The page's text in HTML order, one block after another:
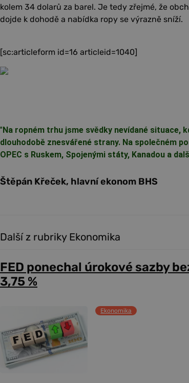
kolem 34 dolarů za barel. Je tedy zřejmé, že
dojde k dohodě a nabídka ropy se výrazně sníží.
[sc:articleform id=16 articleid=1040]
"Na ropném trhu jsme svědky nevídané situace,
dlouhodobě znesvářené strany. Na společném
OPEC s Ruskem, Spojenými státy, Kanadou a
Štěpán Křeček, hlavní ekonom BHS
Další z rubriky Ekonomika
FED ponechal úrokové sazby
3,75 %
Ekonomika